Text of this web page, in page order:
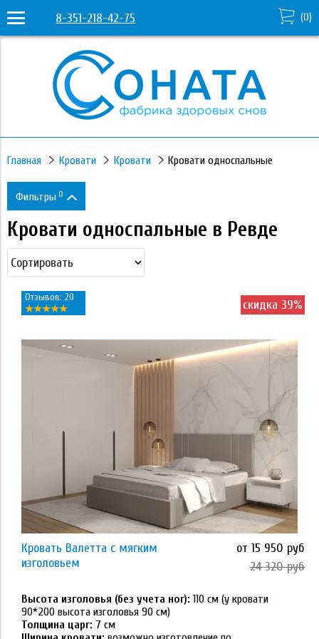
8-351-218-42-75 (0)
Главная Кровати Кровати Кровати односпальные
Фильтры 0
Цена
Применить
80*190
80*200
90*190
90*200
120*200
Тип основания
Кровати односпальные в Ревде
Отзывов: 20
скидка 39%
Кровать Валетта с мягким
изголовьем
от 15 950 руб
24 320 руб
Высота изголовья (без учета ног): 110 см (у кровати
90*200 высота изголовья 90 см)
Толщина царг: 7 см